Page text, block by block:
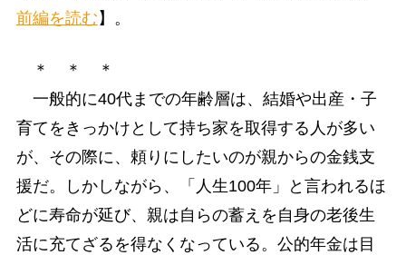
前編を読む 】。
＊ ＊ ＊
一般的に40代までの年齢層は、結婚や出産・子
育てをきっかけとして持ち家を取得する人が多い
が、その際に、頼りにしたいのが親からの金銭支
援だ。しかしながら、「人生100年」と言われるほ
どに寿命が延び、親は自らの蓄えを自身の老後生
活に充てざるを得なくなっている。公的年金は目